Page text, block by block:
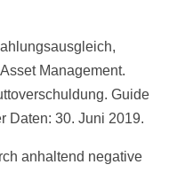
Management.
Guide
Daten: 30. Juni 2019.
anhaltend negative